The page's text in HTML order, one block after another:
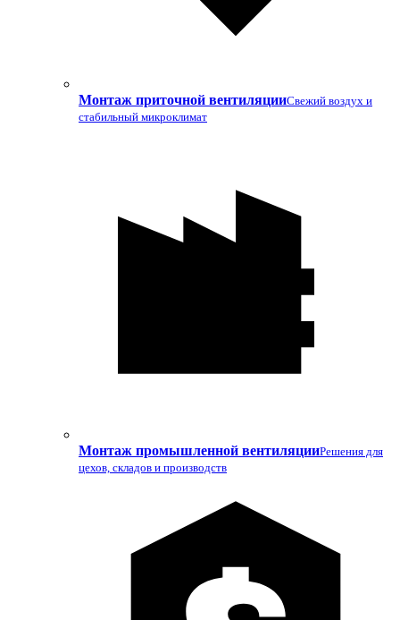
Монтаж приточной вентиляцииСвежий воздух и
стабильный микроклимат
Монтаж промышленной вентиляцииРешения для
цехов, складов и производств